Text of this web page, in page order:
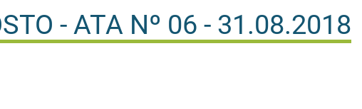
- ATA Nº 06 - 31.08.2018